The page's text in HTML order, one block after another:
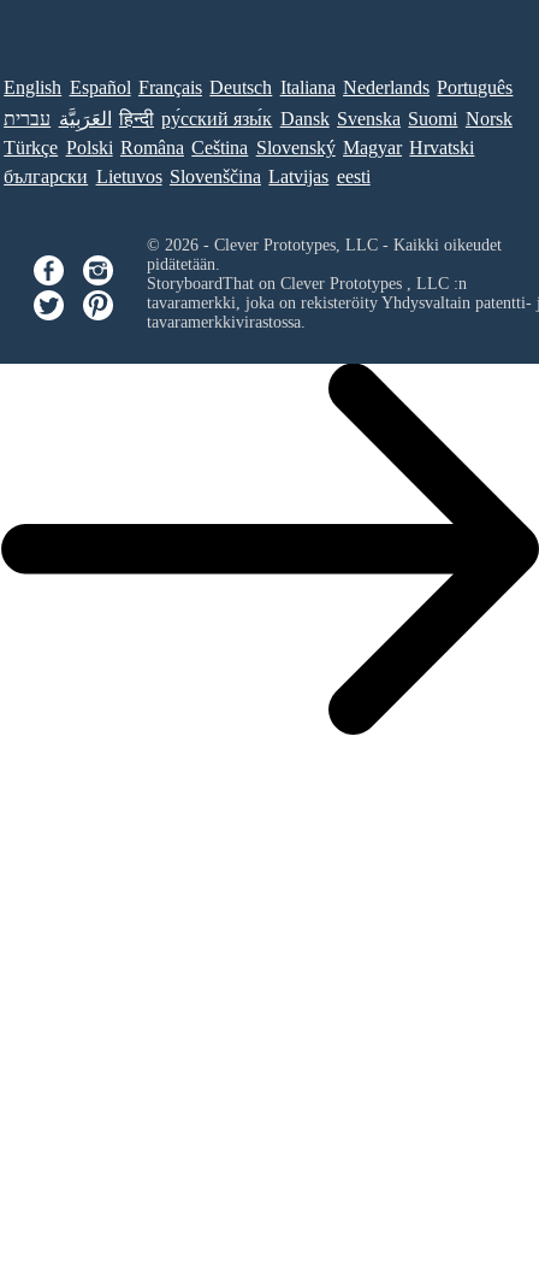
English Español Français Deutsch Italiana Nederlands Português
עברית العَرَبِيَّة हिन्दी ру́сский язы́к Dansk Svenska Suomi Norsk
Türkçe Polski Româna Ceština Slovenský Magyar Hrvatski
български Lietuvos Slovenščina Latvijas eesti
© 2026 - Clever Prototypes, LLC - Kaikki oikeudet
pidätetään.
StoryboardThat on Clever Prototypes , LLC:n
tavaramerkki, joka on rekisteröity Yhdysvaltain patentti-
tavaramerkkivirastossa.